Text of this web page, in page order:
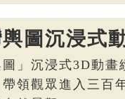
圖沉浸式
」沉浸式3D動畫
領觀眾進入三百